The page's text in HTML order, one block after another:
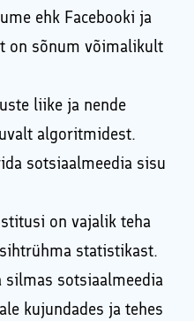
ehk Facebooki ja
on sõnum võimalikult
liike ja nende
algoritmidest.
sotsiaalmeedia sisu
on vajalik teha
statistikast.
silmas sotsiaalmeedia
kujundades ja tehes